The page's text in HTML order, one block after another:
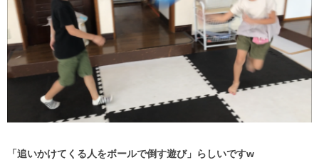
「追いかけてくる人をボールで倒す遊び」らしいですw